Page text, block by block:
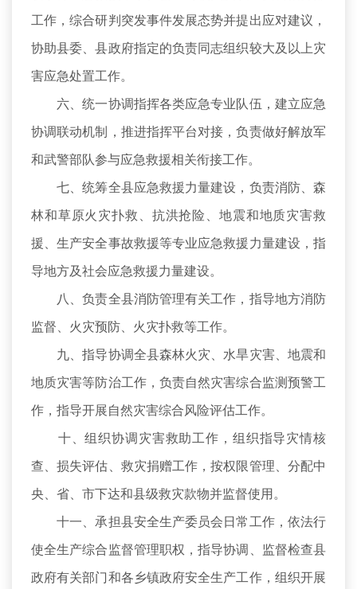
工作，综合研判突发事件发展态势并提出应对建议，
协助县委、县政府指定的负责同志组织较大及以上灾
害应急处置工作。
六、统一协调指挥各类应急专业队伍，建立应急
协调联动机制，推进指挥平台对接，负责做好解放军
和武警部队参与应急救援相关衔接工作。
七、统筹全县应急救援力量建设，负责消防、森
林和草原火灾扑救、抗洪抢险、地震和地质灾害救
援、生产安全事故救援等专业应急救援力量建设，指
导地方及社会应急救援力量建设。
八、负责全县消防管理有关工作，指导地方消防
监督、火灾预防、火灾扑救等工作。
九、指导协调全县森林火灾、水旱灾害、地震和
地质灾害等防治工作，负责自然灾害综合监测预警工
作，指导开展自然灾害综合风险评估工作。
十、组织协调灾害救助工作，组织指导灾情核
查、损失评估、救灾捐赠工作，按权限管理、分配中
央、省、市下达和县级救灾款物并监督使用。
十一、承担县安全生产委员会日常工作，依法行
使全生产综合监督管理职权，指导协调、监督检查县
政府有关部门和各乡镇政府安全生产工作，组织开展